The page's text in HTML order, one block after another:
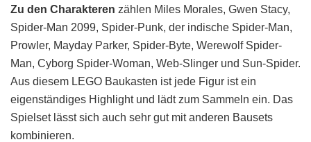
Zu den Charakteren zählen Miles Morales, Gwen Stacy,
Spider-Man 2099, Spider-Punk, der indische Spider-Man,
Prowler, Mayday Parker, Spider-Byte, Werewolf Spider-
Man, Cyborg Spider-Woman, Web-Slinger und Sun-Spider.
Aus diesem LEGO Baukasten ist jede Figur ist ein
eigenständiges Highlight und lädt zum Sammeln ein. Das
Spielset lässt sich auch sehr gut mit anderen Bausets
kombinieren.